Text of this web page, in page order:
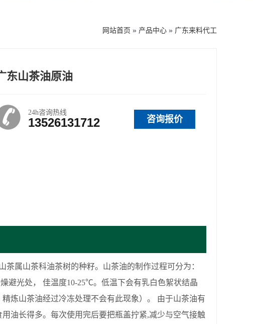
网站首页 » 产品中心 » 广东来料代工
东山茶油原油
咨询报价
24h咨询热线
13526131712
茶属山茶科油茶树的种籽。山茶油的制作过程可分为：
避光处， 佳温度10-25℃。低温下会有乳白色絮状结晶
炼山茶油经过冷冻处理不会有此现象）。 由于山茶油有
油长得多。每次使用完后要把瓶盖拧紧,减少与空气接触